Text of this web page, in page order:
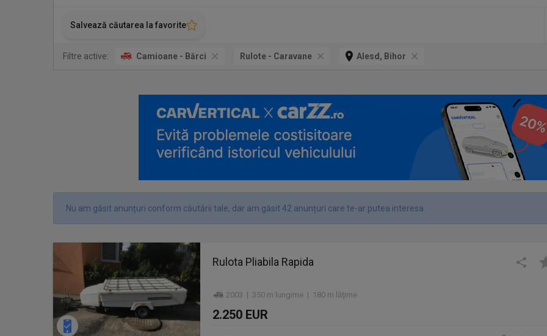
Salvează căutarea la favorite
Filtre active: Camioane - Bărci Rulote - Caravane Alesd, Bihor
Nu am găsit anunțuri conform căutării tale, dar am găsit 42 anunțuri care te-ar putea interesa.
Rulota Pliabila Rapida
2003 | 350 m lungime | 180 m lăţime
2.250 EUR